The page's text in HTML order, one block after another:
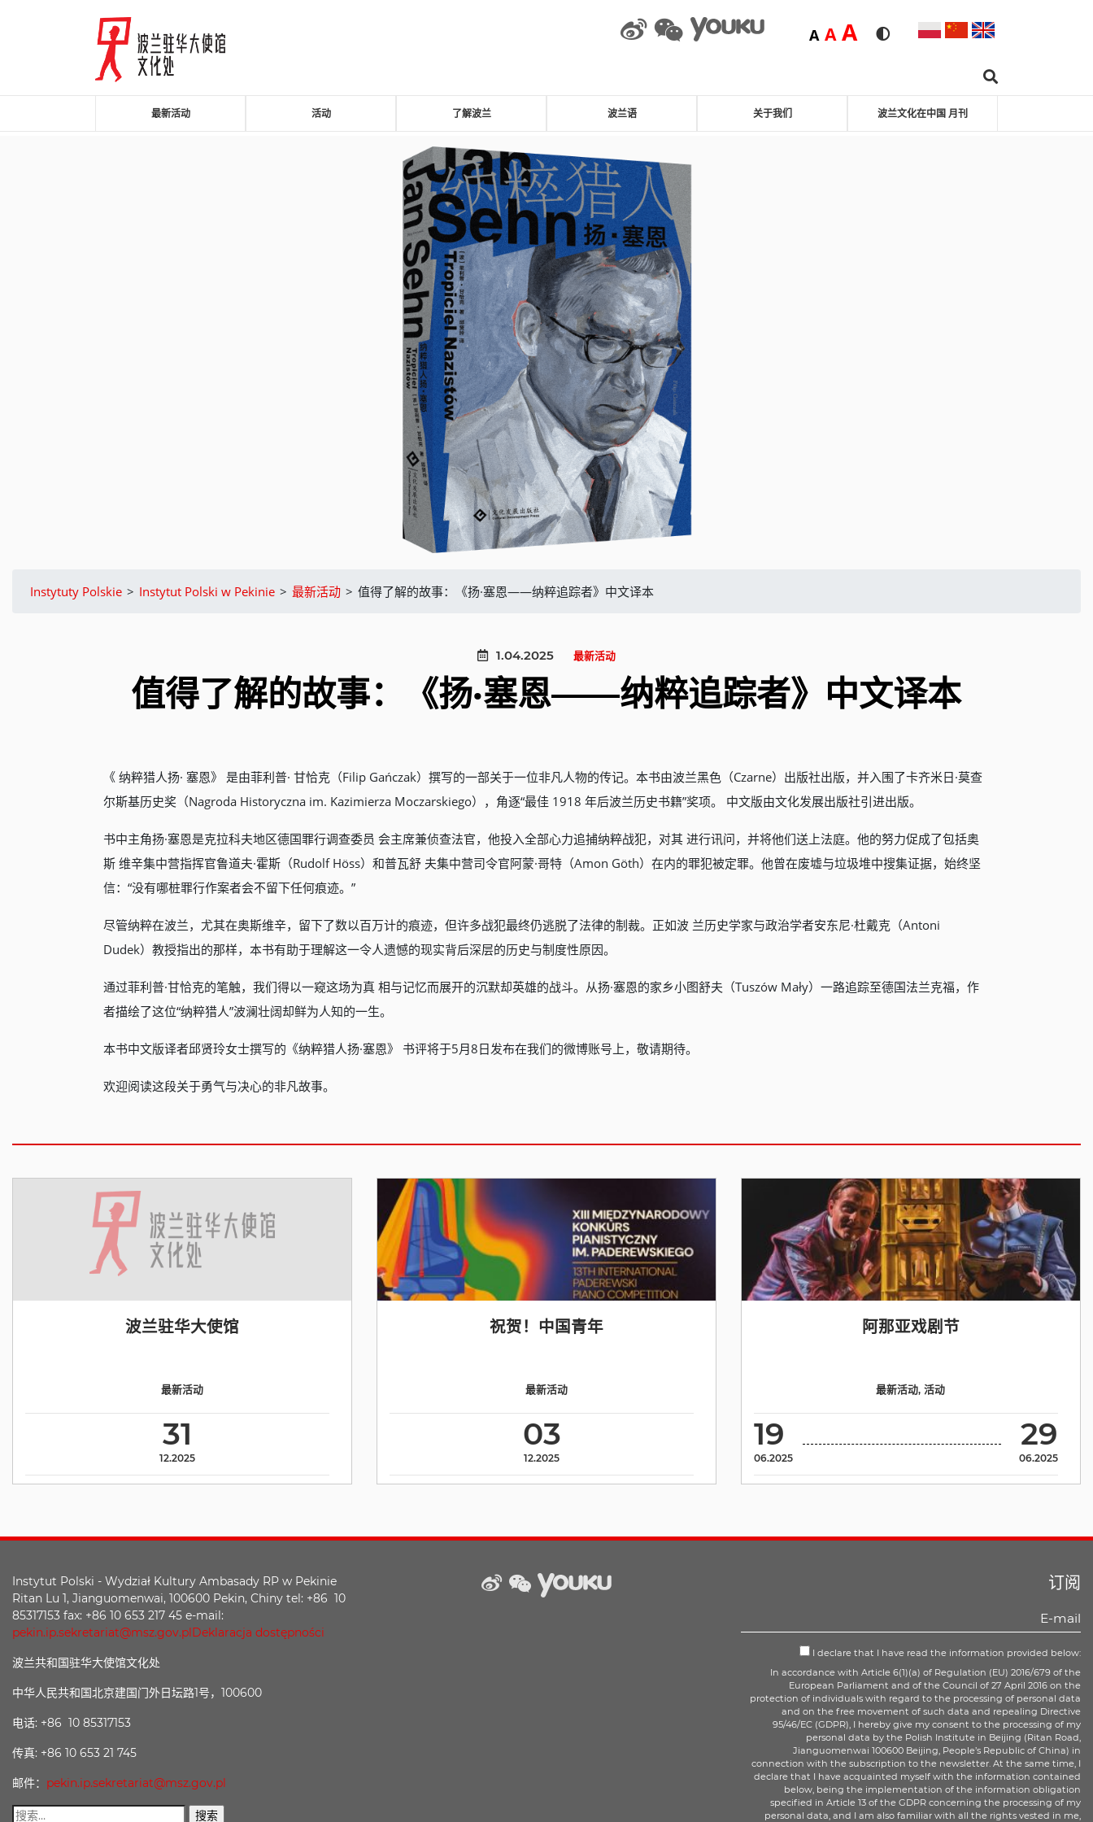
Rozmiar czcionki
ADomyślna
AŚrednia
ADużaWersja kontrastowa
最新活动 活动 了解波兰 波兰语 关于我们 波兰文化在中国 月刊
Instytuty Polskie > Instytut Polski w Pekinie > 最新活动 > 值得了解的故事：《扬·塞恩——纳粹追踪者》中文译本
1.04.2025 最新活动
值得了解的故事：《扬·塞恩——纳粹追踪者》中文译本
《 纳粹猎人扬· 塞恩》 是由菲利普· 甘恰克（Filip Gańczak）撰写的一部关于一位非凡人物的传记。本书由波兰黑色（Czarne）出版社出版，并入围了卡齐米日·莫查
尔斯基历史奖（Nagroda Historyczna im. Kazimierza Moczarskiego），角逐“最佳 1918 年后波兰历史书籍”奖项。 中文版由文化发展出版社引进出版。
书中主角扬·塞恩是克拉科夫地区德国罪行调查委员 会主席兼侦查法官，他投入全部心力追捕纳粹战犯，对其 进行讯问，并将他们送上法庭。他的努力促成了包括奥
斯 维辛集中营指挥官鲁道夫·霍斯（Rudolf Höss）和普瓦舒 夫集中营司令官阿蒙·哥特（Amon Göth）在内的罪犯被定罪。他曾在废墟与垃圾堆中搜集证据，始终坚
信：“没有哪桩罪行作案者会不留下任何痕迹。”
尽管纳粹在波兰，尤其在奥斯维辛，留下了数以百万计的痕迹，但许多战犯最终仍逃脱了法律的制裁。正如波 兰历史学家与政治学者安东尼·杜戴克（Antoni
Dudek）教授指出的那样，本书有助于理解这一令人遗憾的现实背后深层的历史与制度性原因。
通过菲利普·甘恰克的笔触，我们得以一窥这场为真 相与记忆而展开的沉默却英雄的战斗。从扬·塞恩的家乡小图舒夫（Tuszów Mały）一路追踪至德国法兰克福，作
者描绘了这位“纳粹猎人”波澜壮阔却鲜为人知的一生。
本书中文版译者邱贤玲女士撰写的《纳粹猎人扬·塞恩》 书评将于5月8日发布在我们的微博账号上，敬请期待。
欢迎阅读这段关于勇气与决心的非凡故事。
波兰驻华大使馆
31
12.2025
最新活动
祝贺！中国青年
03
12.2025
最新活动
阿那亚戏剧节
19
06.2025
29
06.2025
最新活动,活动
Instytut Polski - Wydział Kultury Ambasady RP w Pekinie
Ritan Lu 1, Jianguomenwai, 100600 Pekin, Chiny tel: +86 10
85317153 fax: +86 10 653 217 45 e-mail:
pekin.ip.sekretariat@msz.gov.plDeklaracja dostępności
波兰共和国驻华大使馆文化处
中华人民共和国北京建国门外日坛路1号，100600
电话: +86 10 85317153
传真: +86 10 653 21 745
邮件： pekin.ip.sekretariat@msz.gov.pl
订阅
I declare that I have read the information provided below:
In accordance with Article 6(1)(a) of Regulation (EU) 2016/679 of the
European Parliament and of the Council of 27 April 2016 on the
protection of individuals with regard to the processing of personal data
and on the free movement of such data and repealing Directive
95/46/EC (GDPR), I hereby give my consent to the processing of my
personal data by the Polish Institute in Beijing (Ritan Road,
Jianguomenwai 100600 Beijing, People’s Republic of China) in
connection with the subscription to the newsletter. At the same time, I
declare that I have acquainted myself with the information contained
below, being the implementation of the information obligation
specified in Article 13 of the GDPR concerning the processing of my
personal data, and I am also familiar with all the rights vested in me,